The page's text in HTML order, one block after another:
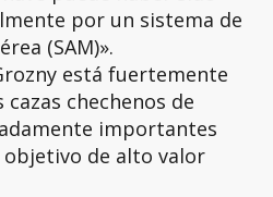
por un sistema de
(SAM)».
está fuertemente
chechenos de
importantes
de alto valor